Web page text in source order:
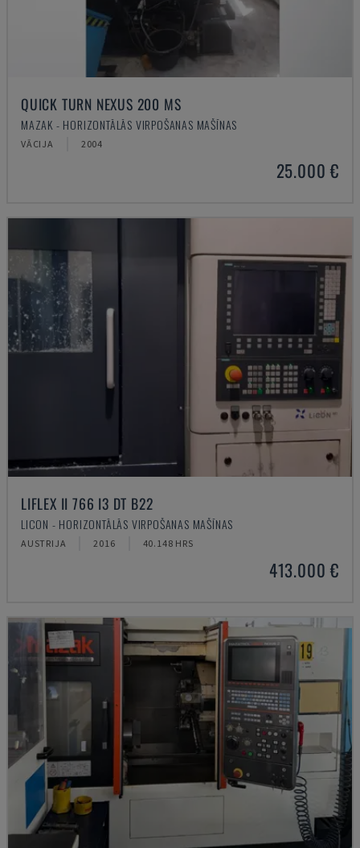
QUICK TURN NEXUS 200 MS
MAZAK - HORIZONTĀLĀS VIRPOŠANAS MAŠĪNAS
VĀCIJA 2004
25.000 €
LIFLEX II 766 I3 DT B22
LICON - HORIZONTĀLĀS VIRPOŠANAS MAŠĪNAS
AUSTRIJA 2016 40.148 HRS
413.000 €